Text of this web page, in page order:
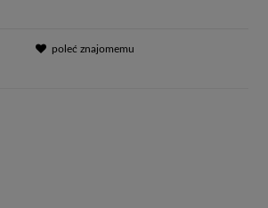
poleć znajomemu